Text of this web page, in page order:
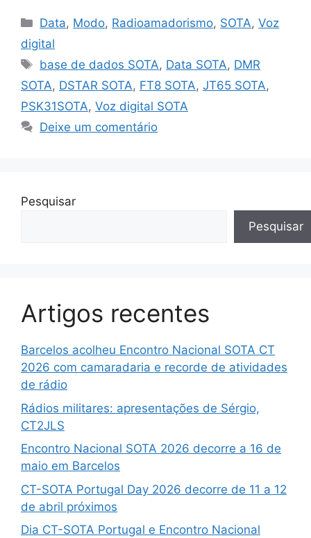
Categorias
Data, Modo, Radioamadorismo, SOTA,Voz
digital
Etiquetas
base de dados SOTA, Data SOTA, DMR
SOTA, DSTAR SOTA, FT8 SOTA, JT65 SOTA,
PSK31SOTA, Voz digital SOTA
Deixe um comentário
Pesquisar
Pesquisar
Artigos recentes
Barcelos acolheu Encontro Nacional SOTA CT
2026 com camaradaria e recorde de atividades
de rádio
Rádios militares: apresentações de Sérgio,
CT2JLS
Encontro Nacional SOTA 2026 decorre a 16 de
maio em Barcelos
CT-SOTA Portugal Day 2026 decorre de 11 a 12
de abril próximos
Dia CT-SOTA Portugal e Encontro Nacional